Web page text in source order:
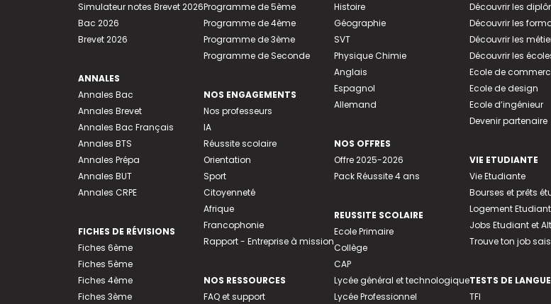
Simulateur notes Brevet 2026
Bac 2026
Brevet 2026
ANNALES
Annales Bac
Annales Brevet
Annales Bac Français
Annales BTS
Annales Prépa
Annales BUT
Annales CRPE
FICHES DE RÉVISIONS
Fiches 6ème
Fiches 5ème
Fiches 4ème
Fiches 3ème
Programme de 5ème
Programme de 4ème
Programme de 3ème
Programme de Seconde
NOS ENGAGEMENTS
Nos professeurs
IA
Réussite scolaire
Orientation
Sport
Citoyenneté
Afrique
Francophonie
Rapport - Entreprise à mission
NOS RESSOURCES
FAQ et support
Histoire
Géographie
SVT
Physique Chimie
Anglais
Espagnol
Allemand
NOS OFFRES
Offre 2025-2026
Pack Réussite 4 ans
REUSSITE SCOLAIRE
Ecole Primaire
Collège
CAP
Lycée général et technologique
Lycée Professionnel
Découvrir les
Découvrir les
Découvrir les
Découvrir les
Ecole de
Ecole de design
Ecole d’ingénieur
Devenir partenaire
VIE ETUDIANTE
Vie Etudiante
Bourses et prêts
Logement Etudiant
Jobs Etudiant et
Trouve ton job
TESTS DE
TFI